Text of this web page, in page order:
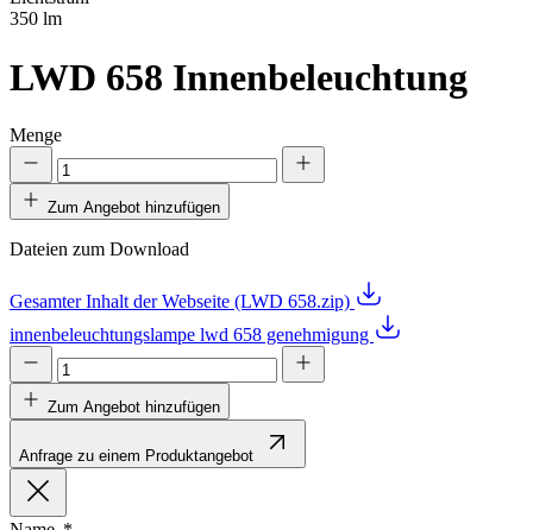
350 lm
LWD 658 Innenbeleuchtung
Menge
Zum Angebot hinzufügen
Dateien zum Download
Gesamter Inhalt der Webseite (LWD 658.zip)
innenbeleuchtungslampe lwd 658 genehmigung
Zum Angebot hinzufügen
Anfrage zu einem Produktangebot